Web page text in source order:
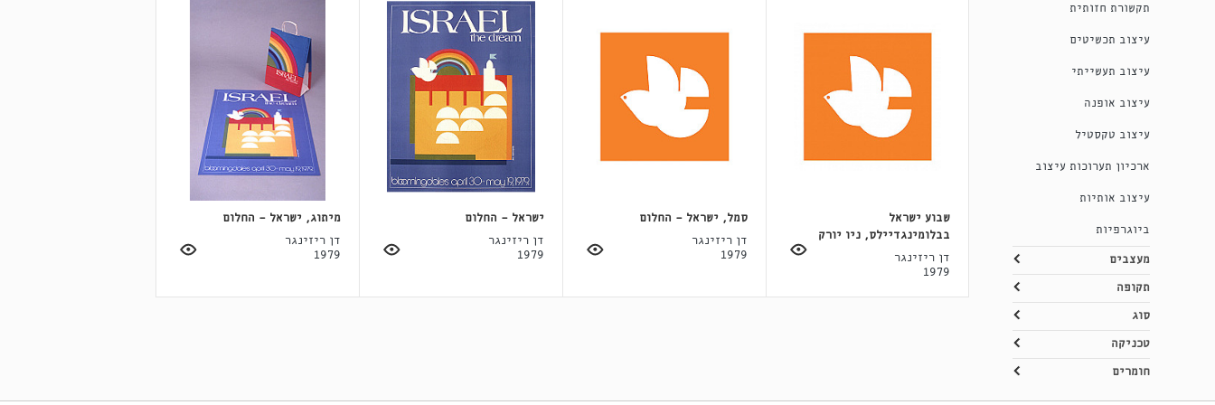
תקשורת חזותית
עיצוב תכשיטים
עיצוב תעשייתי
עיצוב אופנה
עיצוב טקסטיל
ארכיון תערוכות עיצוב
עיצוב אותיות
ביוגרפיות
מעצבים
תקופה
סוג
טכניקה
חומרים
שבוע ישראל
בבלומינגדיילס, ניו יורק
דן ריזינגר
1979
סמל, ישראל - החלום
דן ריזינגר
1979
ישראל - החלום
דן ריזינגר
1979
מיתוג, ישראל - החלום
דן ריזינגר
1979